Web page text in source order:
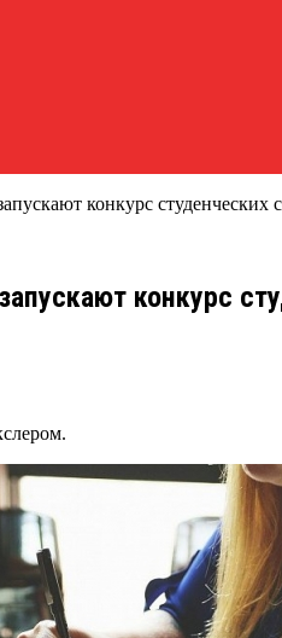
конкурс студенческих
конкурс